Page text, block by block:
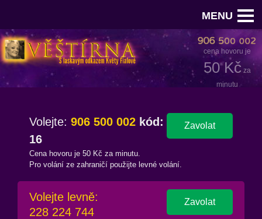
MENU
cena hovoru je
50 Kč za
minutu
Zavolat
Volejte: 906 500 002 kód:
16
Cena hovoru je 50 Kč za minutu.
Pro volání ze zahraničí použijte levné volání.
Zavolat
Volejte levně:
228 224 744